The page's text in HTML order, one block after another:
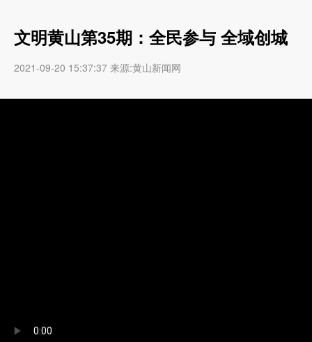
文明黄山第35期：全民参与 全域创城
2021-09-20 15:37:37 来源:黄山新闻网